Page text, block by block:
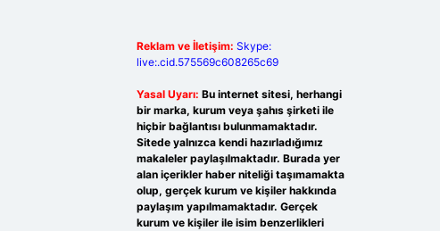
Reklam ve İletişim: Skype:
live:.cid.575569c608265c69
Yasal Uyarı: Bu internet sitesi, herhangi
bir marka, kurum veya şahıs şirketi ile
hiçbir bağlantısı bulunmamaktadır.
Sitede yalnızca kendi hazırladığımız
makaleler paylaşılmaktadır. Burada yer
alan içerikler haber niteliği taşımamakta
olup, gerçek kurum ve kişiler hakkında
paylaşım yapılmamaktadır. Gerçek
kurum ve kişiler ile isim benzerlikleri